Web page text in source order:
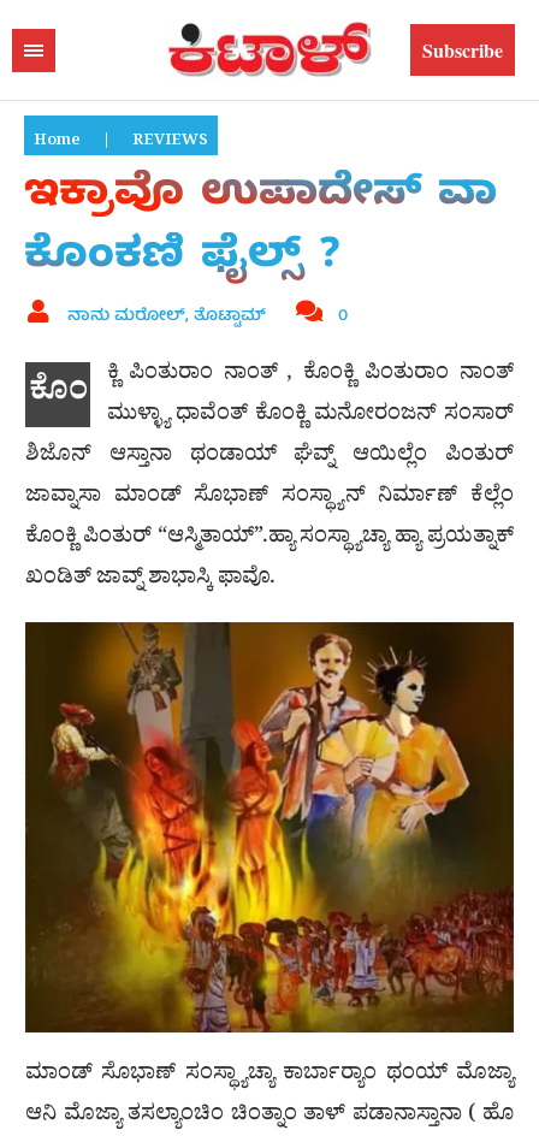
Subscribe
Home | REVIEWS
ಇಕ್ರಾವೊ ಉಪಾದೇಸ್ ವಾ
ಕೊಂಕಣಿ ಫೈಲ್ಸ್ ?
ನಾನು ಮರೋಲ್, ತೊಟ್ಟಾಮ್ 0
ಕೊಂ
ಕ್ಣಿ ಪಿಂತುರಾಂ ನಾಂತ್ , ಕೊಂಕ್ಣಿ ಪಿಂತುರಾಂ ನಾಂತ್
ಮುಳ್ಳ್ಯಾ ಧಾವೆಂತ್ ಕೊಂಕ್ಣಿ ಮನೋರಂಜನ್ ಸಂಸಾರ್
ಶಿಜೊನ್ ಆಸ್ತಾನಾ ಥಂಡಾಯ್ ಘೆವ್ನ್ ಆಯಿಲ್ಲೆಂ ಪಿಂತುರ್
ಜಾವ್ನಾಸಾ ಮಾಂಡ್ ಸೊಭಾಣ್ ಸಂಸ್ಥ್ಯಾನ್ ನಿರ್ಮಾಣ್ ಕೆಲ್ಲೆಂ
ಕೊಂಕ್ಣಿ ಪಿಂತುರ್ “ಆಸ್ಮಿತಾಯ್”.ಹ್ಯಾ ಸಂಸ್ಥ್ಯಾಚ್ಯಾ ಹ್ಯಾ ಪ್ರಯತ್ನಾಕ್
ಖಂಡಿತ್ ಜಾವ್ನ್ ಶಾಭಾಸ್ಕಿ ಫಾವೊ.
ಮಾಂಡ್ ಸೊಭಾಣ್ ಸಂಸ್ಥ್ಯಾಚ್ಯಾ ಕಾರ್ಬಾರ‍್ಯಾಂ ಥಂಯ್ ಮೊಜ್ಯಾ
ಆನಿ ಮೊಜ್ಯಾ ತಸಲ್ಯಾಂಚಿಂ ಚಿಂತ್ನಾಂ ತಾಳ್ ಪಡಾನಾಸ್ತಾನಾ ( ಹೊ